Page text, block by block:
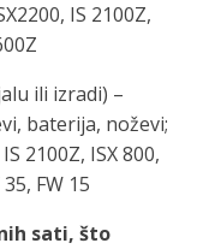
IS 2100Z,
ili izradi) –
baterija, noževi;
2100Z, ISX 800,
FW 15
sati, što